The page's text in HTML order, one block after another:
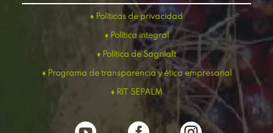
♦ Políticas de privacidad
♦ Política integral
♦ Política de Sagrilaft
♦ Programa de transparencia y ética empresarial
♦ RIT SEPALM